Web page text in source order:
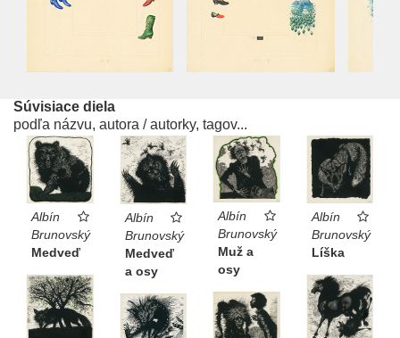
Súvisiace diela
podľa názvu, autora / autorky, tagov...
Albín
Brunovský
Medveď
Albín
Brunovský
Medveď
a osy
Albín
Brunovský
Muž a
osy
Albín
Brunovský
Líška